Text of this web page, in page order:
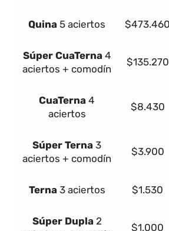
Quina 5 aciertos $473.460
Súper CuaTerna 4
aciertos + comodín
$135.270
CuaTerna 4
aciertos
$8.430
Súper Terna 3
aciertos + comodín
$3.900
Terna 3 aciertos $1.530
Súper Dupla 2
$1.000